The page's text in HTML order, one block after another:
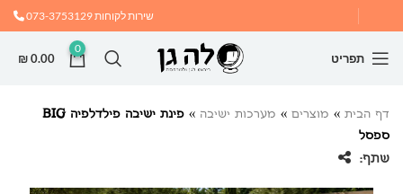
שירות לקוחות073-3753129
תפריט
0
₪0.00
דף הבית » מוצרים » מערכות ישיבה »
פינת ישיבה פילדלפיה BIG
ספסל
שתף: